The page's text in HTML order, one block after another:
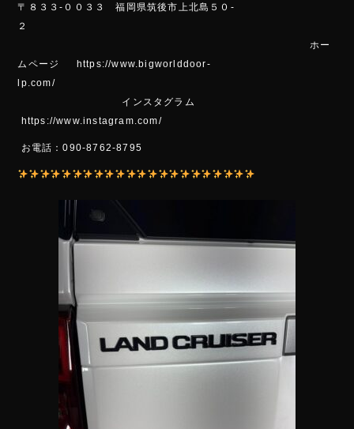
〒８３３-００３３ 福岡県筑後市上北島５０-
２
ホー
ムページ https://www.bigworlddoor-
lp.com/
インスタグラム
https://www.instagram.com/
お電話：090-8762-8795